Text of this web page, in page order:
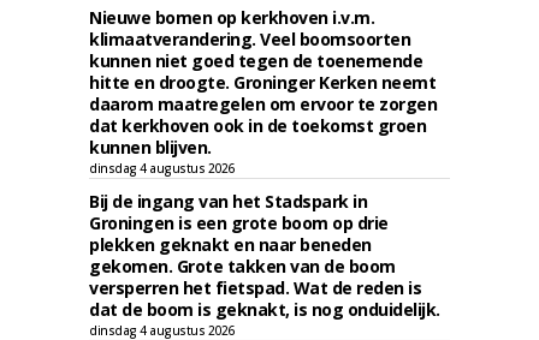
Nieuwe bomen op kerkhoven i.v.m.
klimaatverandering. Veel boomsoorten
kunnen niet goed tegen de toenemende
hitte en droogte. Groninger Kerken neemt
daarom maatregelen om ervoor te zorgen
dat kerkhoven ook in de toekomst groen
kunnen blijven.
dinsdag 4 augustus 2026
Bij de ingang van het Stadspark in
Groningen is een grote boom op drie
plekken geknakt en naar beneden
gekomen. Grote takken van de boom
versperren het fietspad. Wat de reden is
dat de boom is geknakt, is nog onduidelijk.
dinsdag 4 augustus 2026